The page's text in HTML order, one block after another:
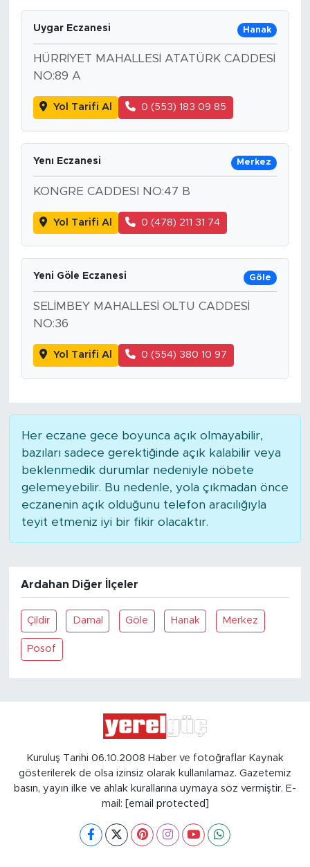
Uygar Eczanesi Hanak
HÜRRİYET MAHALLESİ ATATÜRK CADDESİ
NO:89 A
Yol Tarifi Al 0 (553) 183 09 85
Yenı Eczanesi Merkez
KONGRE CADDESI NO:47 B
Yol Tarifi Al 0 (478) 211 31 74
Yeni Göle Eczanesi Göle
SELİMBEY MAHALLESİ OLTU CADDESİ
NO:36
Yol Tarifi Al 0 (554) 380 10 97
Her eczane gece boyunca açık olmayabilir,
bazıları sadece gerektiğinde açık kalabilir veya
beklenmedik durumlar nedeniyle nöbete
gelemeyebilir. Bu nedenle, yola çıkmadan önce
eczanenin açık olduğunu telefon aracılığıyla
teyit etmeniz iyi bir fikir olacaktır.
Ardahan Diğer İlçeler
Çildir Damal Göle Hanak Merkez
Posof
Kuruluş Tarihi 06.10.2008 Haber ve fotoğraflar Kaynak
gösterilerek de olsa izinsiz olarak kullanılamaz. Gazetemiz
basın, yayın ilke ve ahlak kurallarına uymaya söz vermiştir. E-
mail:
[email protected]